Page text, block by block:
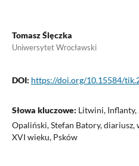
Tomasz Ślęczka
Uniwersytet Wrocławski
DOI: https://doi.org/10.15584/
Słowa kluczowe: Litwini, Inflanty,
Opaliński, Stefan Batory,
XVI wieku, Psków